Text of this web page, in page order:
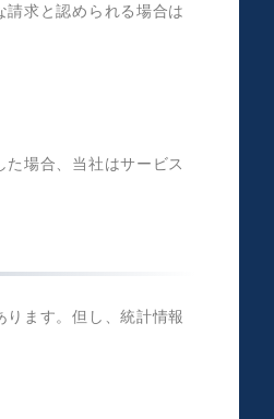
求と認められる場合は
場合、当社はサービス
ます。但し、統計情報